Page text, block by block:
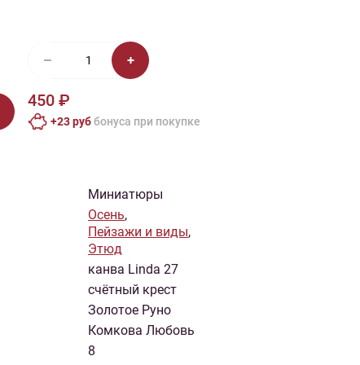
Платье Плед
450 ₽
+23 руббонусa при покупке
Миниатюры
Осень,
Пейзажи и виды,
Этюд
канва Linda 27
счётный крест
Золотое Руно
Комкова Любовь
8